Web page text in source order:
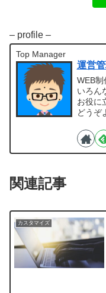
– profile –
Top Manager
運営
WEB制
いろん
お役に
どうぞ
関連記事
カスタマイズ